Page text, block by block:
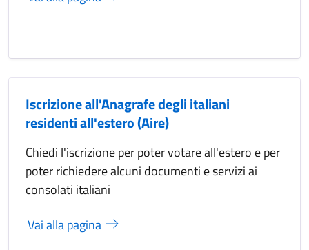
Iscrizione all'Anagrafe degli italiani
residenti all'estero (Aire)
Chiedi l'iscrizione per poter votare all'estero e per
poter richiedere alcuni documenti e servizi ai
consolati italiani
Vai alla pagina